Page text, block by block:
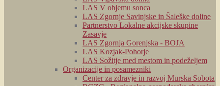
LAS V objemu sonca
LAS Zgornje Savinjske in Šaleške doline
Partnerstvo Lokalne akcijske skupine
Zasavje
LAS Zgornja Gorenjska - BOJA
LAS Kozjak-Pohorje
LAS Sožitje med mestom in podeželjem
Organizacije in posamezniki
Center za zdravje in razvoj Murska Sobota